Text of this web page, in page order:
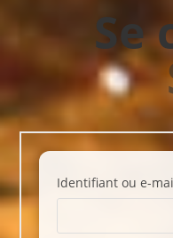
Se
Identifiant ou e-